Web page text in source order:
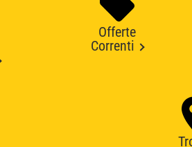
Offerte
Correnti